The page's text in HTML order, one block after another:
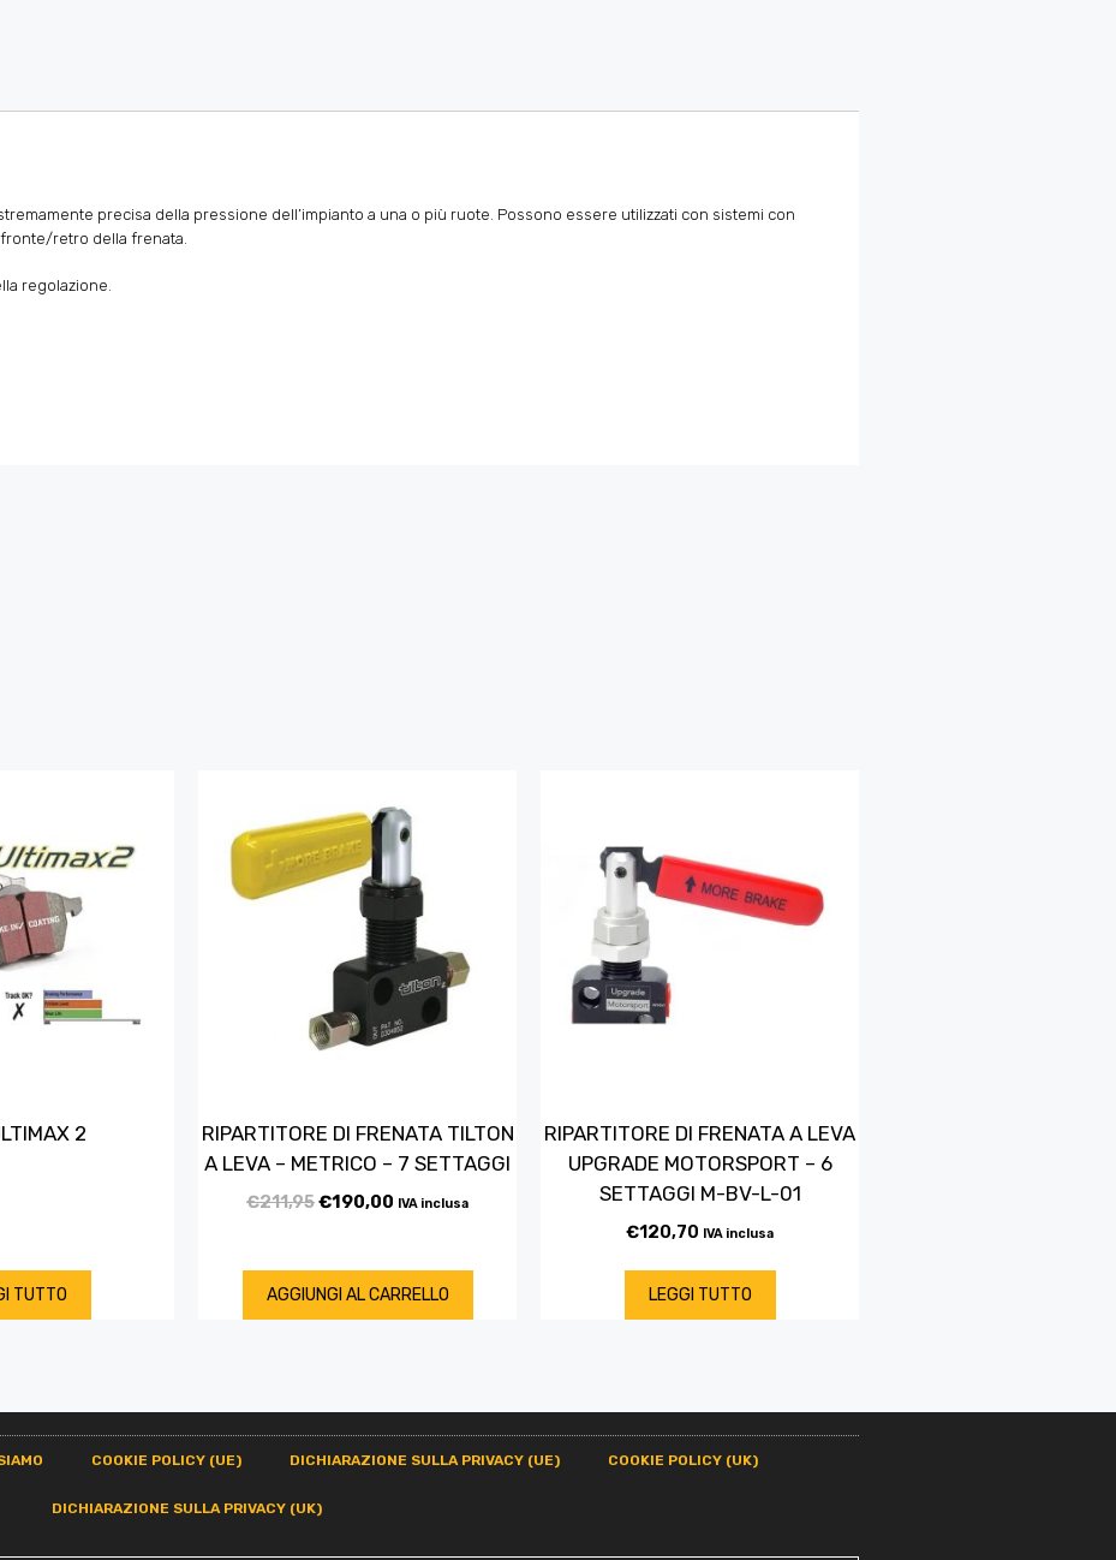
precisa della pressione dell’impianto a una o più ruote. Possono essere utilizzati con sistemi con
retro della frenata.
regolazione.
2
TUTTO
RIPARTITORE DI FRENATA TILTON
A LEVA – METRICO – 7 SETTAGGI
€211,95€190,00 IVA inclusa
AGGIUNGI AL CARRELLO
RIPARTITORE DI FRENATA A LEVA
UPGRADE MOTORSPORT – 6
SETTAGGI M-BV-L-01
€120,70 IVA inclusa
LEGGI TUTTO
COOKIE POLICY (UE) DICHIARAZIONE SULLA PRIVACY (UE) COOKIE POLICY (UK)
DICHIARAZIONE SULLA PRIVACY (UK)